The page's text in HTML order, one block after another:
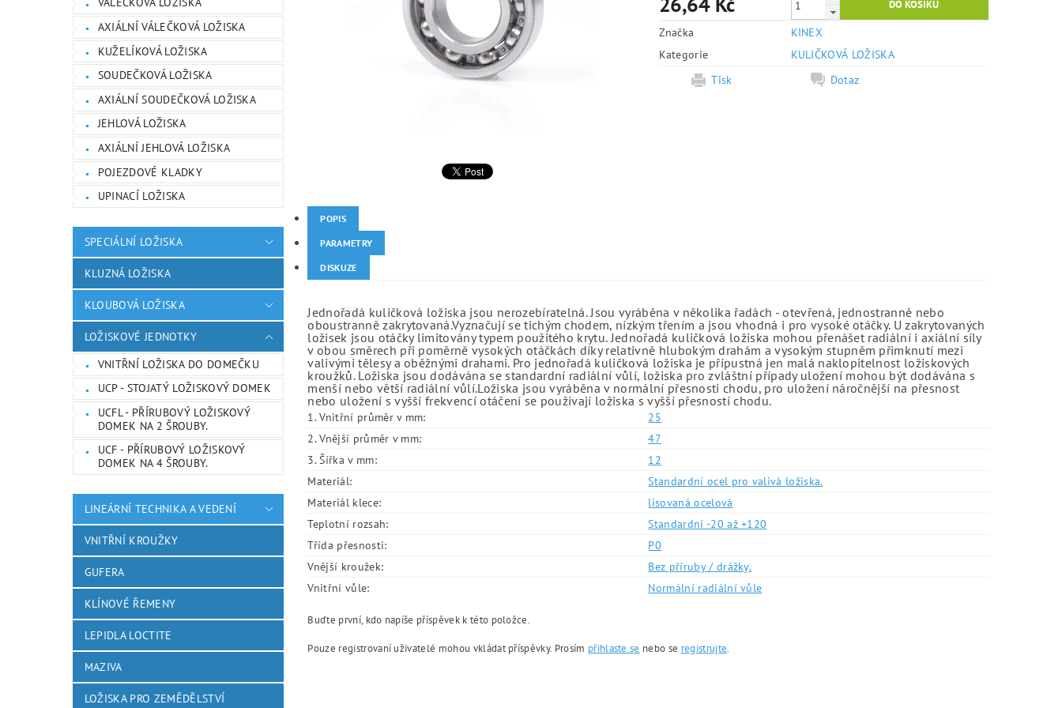
AXIÁLNÍ VÁLEČKOVÁ LOŽISKA
KUŽELÍKOVÁ LOŽISKA
SOUDEČKOVÁ LOŽISKA
AXIÁLNÍ SOUDEČKOVÁ LOŽISKA
JEHLOVÁ LOŽISKA
AXIÁLNÍ JEHLOVÁ LOŽISKA
POJEZDOVÉ KLADKY
UPINACÍ LOŽISKA
SPECIÁLNÍ LOŽISKA
KLUZNÁ LOŽISKA
KLOUBOVÁ LOŽISKA
LOŽISKOVÉ JEDNOTKY
VNITŘNÍ LOŽISKA DO DOMEČKU
UCP - STOJATÝ LOŽISKOVÝ DOMEK
UCFL - PŘÍRUBOVÝ LOŽISKOVÝ
DOMEK NA 2 ŠROUBY.
UCF - PŘÍRUBOVÝ LOŽISKOVÝ
DOMEK NA 4 ŠROUBY.
LINEÁRNÍ TECHNIKA A VEDENÍ
VNITŘNÍ KROUŽKY
GUFERA
KLÍNOVÉ ŘEMENY
LEPIDLA LOCTITE
MAZIVA
LOŽISKA PRO ZEMĚDĚLSTVÍ
Značka
KINEX
Kategorie
KULIČKOVÁ LOŽISKA
Tisk
Dotaz
POPIS
PARAMETRY
DISKUZE
Jednořadá kuličková ložiska jsou nerozebíratelná. Jsou vyráběna v několika řadách - otevřená, jednostranně nebo
oboustranně zakrytovaná.Vyznačují se tichým chodem, nízkým třením a jsou vhodná i pro vysoké otáčky. U zakrytovaných
ložisek jsou otáčky limitovány typem použitého krytu. Jednořadá kuličková ložiska mohou přenášet radiální i axiální síly
v obou směrech při poměrně vysokých otáčkách díky relativně hlubokým drahám a vysokým stupněm přimknutí mezi
valivými tělesy a oběžnými drahami. Pro jednořadá kuličková ložiska je přípustná jen malá naklopitelnost ložiskových
kroužků. Ložiska jsou dodávána se standardní radiální vůlí, ložiska pro zvláštní případy uložení mohou být dodávána s
menší nebo větší radiální vůlí.Ložiska jsou vyráběna v normální přesnosti chodu, pro uložení náročnější na přesnost
nebo uložení s vyšší frekvencí otáčení se používají ložiska s vyšší přesností chodu.
1. Vnitřní průměr v mm:
25
2. Vnější průměr v mm:
47
3. Šířka v mm:
12
Materiál:
Standardní ocel pro valivá ložiska.
Materiál klece:
lisovaná ocelová
Teplotní rozsah:
Standardní -20 až +120
Třída přesnosti:
P0
Vnější kroužek:
Bez příruby / drážky.
Vnitřní vůle:
Normální radiální vůle
Buďte první, kdo napíše příspěvek k této položce.
Pouze registrovaní uživatelé mohou vkládat příspěvky. Prosím přihlaste se nebo se registrujte.